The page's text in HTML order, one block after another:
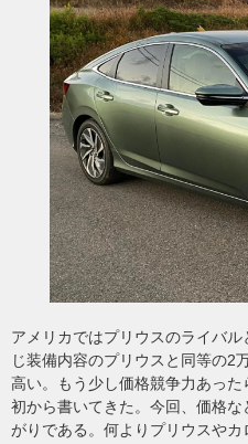
アメリカではプリウスのライバ
じ装備内容のプリウスと同等の2
高い。もう少し価格競争力あっ
初から書いてきた。今回、価格
がりである。何よりプリウスやカ